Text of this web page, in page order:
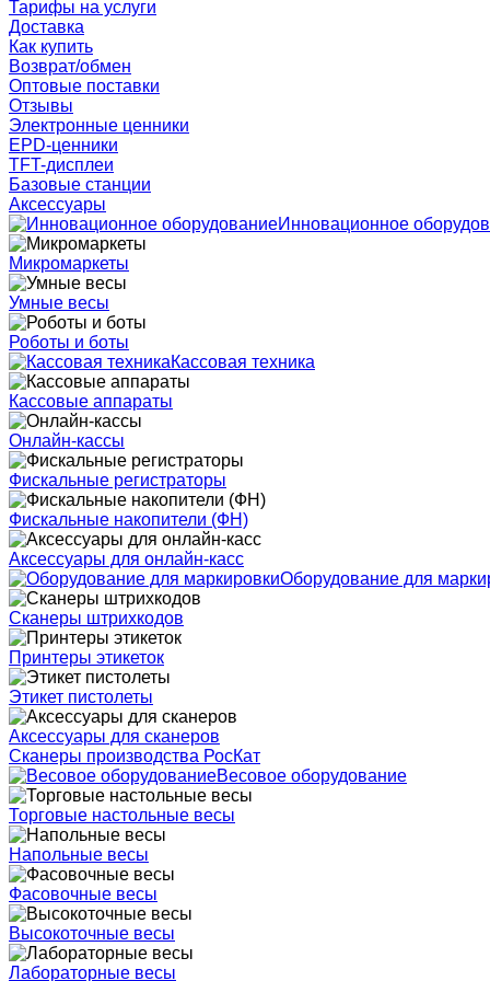
Тарифы на услуги
Доставка
Как купить
Возврат/обмен
Оптовые поставки
Отзывы
Электронные ценники
EPD-ценники
TFT-дисплеи
Базовые станции
Аксессуары
Инновационное
Микромаркеты
Умные весы
Роботы и боты
Кассовая техника
Кассовые аппараты
Онлайн-кассы
Фискальные регистраторы
Фискальные накопители (ФН)
Аксессуары для онлайн-касс
Оборудование для
Сканеры штрихкодов
Принтеры этикеток
Этикет пистолеты
Аксессуары для сканеров
Сканеры производства РосКат
Весовое оборудование
Торговые настольные весы
Напольные весы
Фасовочные весы
Высокоточные весы
Лабораторные весы